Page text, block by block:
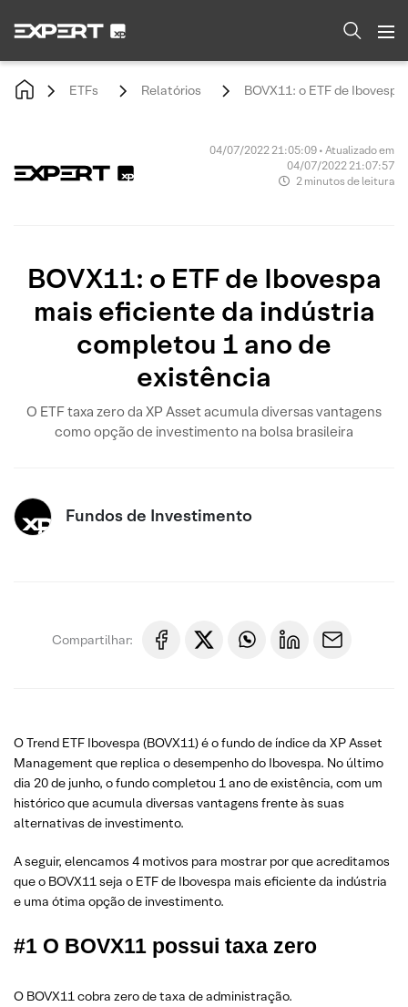
ETFs Relatórios BOVX11: o ETF de
04/07/2022 21:05:09 • Atualizado em
04/07/2022 21:07:57
2 minutos de leitura
BOVX11: o ETF de Ibovespa
mais eficiente da indústria
completou 1 ano de
existência
O ETF taxa zero da XP Asset acumula diversas vantagens
como opção de investimento na bolsa brasileira
Fundos de Investimento
Compartilhar:
O Trend ETF Ibovespa (BOVX11) é o fundo de índice da XP Asset
Management que replica o desempenho do Ibovespa. No último
dia 20 de junho, o fundo completou 1 ano de existência, com um
histórico que acumula diversas vantagens frente às suas
alternativas de investimento.
A seguir, elencamos 4 motivos para mostrar por que acreditamos
que o BOVX11 seja o ETF de Ibovespa mais eficiente da indústria
e uma ótima opção de investimento.
#1 O BOVX11 possui taxa zero
O BOVX11 cobra zero de taxa de administração.